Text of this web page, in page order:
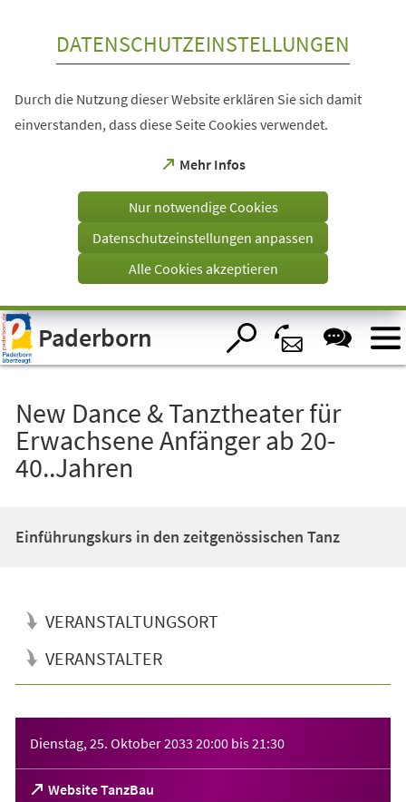
Visuelle
Assistenzsoftware
öffnen.
DATENSCHUTZEINSTELLUNGEN
Durch die Nutzung dieser Website erklären Sie sich damit
einverstanden, dass diese Seite Cookies verwendet.
Mehr Infos
(Öffnet
einem
Tab)
Nur notwendige Cookies
Datenschutzeinstellungen anpassen
Alle Cookies akzeptieren
Paderborn
New Dance & Tanztheater für
Erwachsene Anfänger ab 20-
40..Jahren
Einführungskurs in den zeitgenössischen Tanz
VERANSTALTUNGSORT
VERANSTALTER
Dienstag, 25. Oktober 2033 20:00 bis21:30
Website TanzBau
(Öffnet